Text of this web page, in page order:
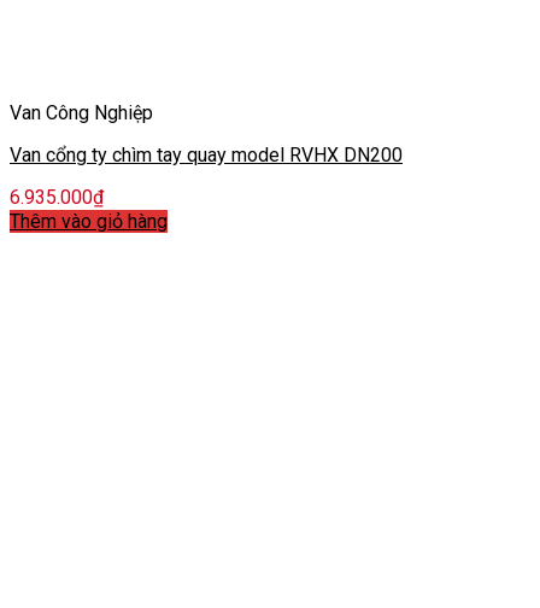
Van Công Nghiệp
Van cổng ty chìm tay quay model RVHX DN200
6.935.000₫
Thêm vào giỏ hàng